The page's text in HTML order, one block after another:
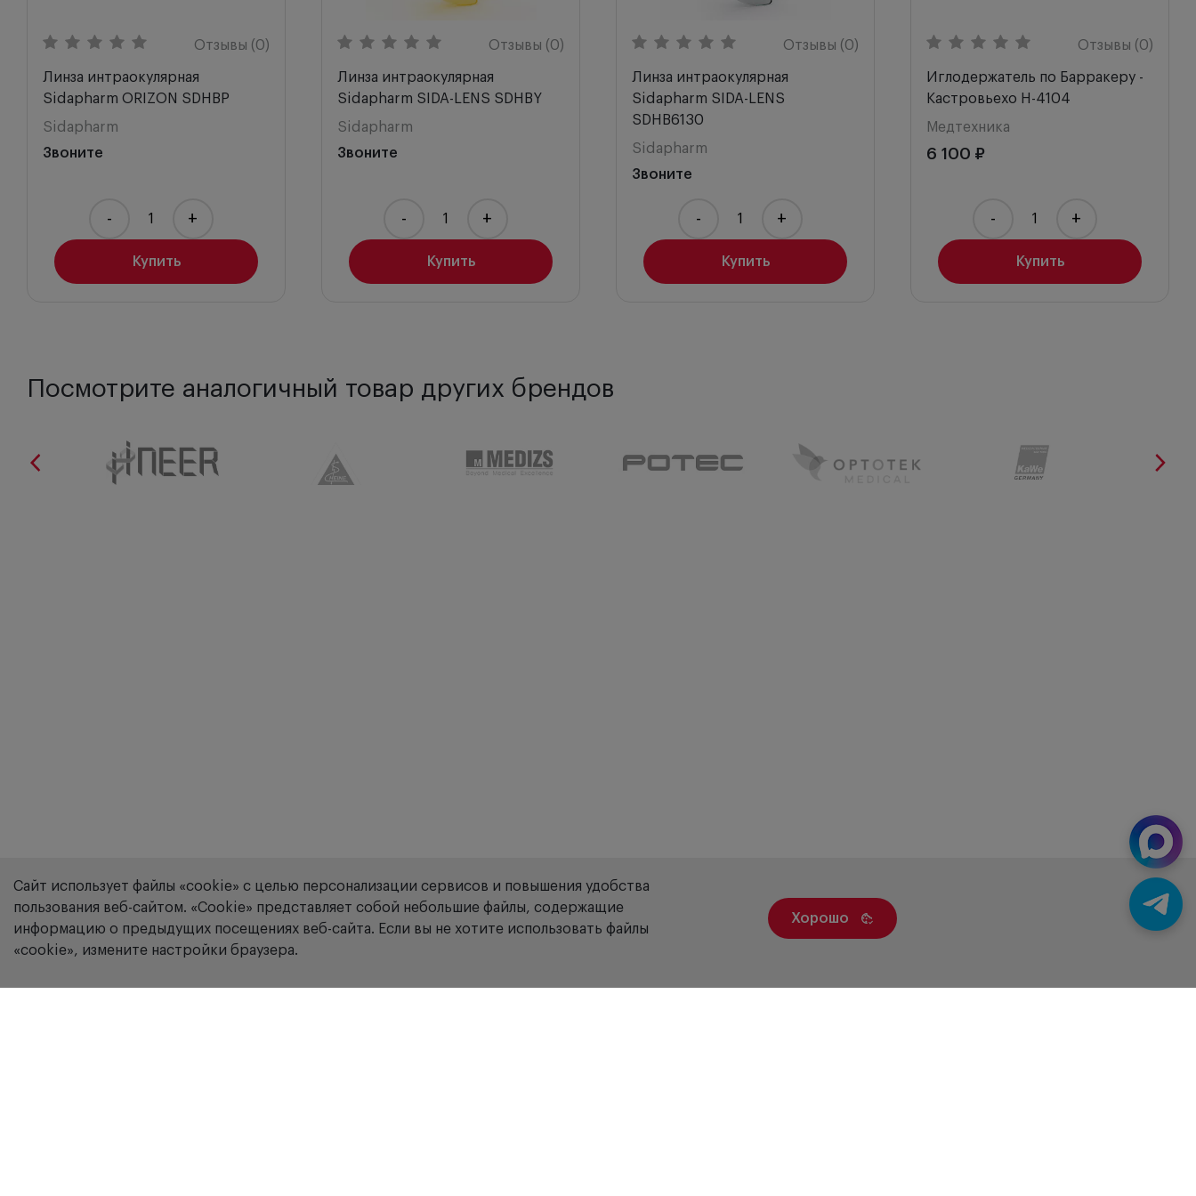
Отзывы (0)
Линза интраокулярная
Sidapharm ORIZON SDHBP
Sidapharm
Звоните
Купить
- +
Отзывы (0)
Линза интраокулярная
Sidapharm SIDA-LENS SDHBY
Sidapharm
Звоните
Купить
- +
Отзывы (0)
Линза интраокулярная
Sidapharm SIDA-LENS
SDHB6130
Sidapharm
Звоните
Купить
- +
Отзывы (0)
Иглодержатель по Барракеру -
Кастровьехо H-4104
Медтехника
6 100 ₽
Купить
- +
Посмотрите аналогичный товар других брендов
Сайт использует файлы «cookie» с целью персонализации сервисов и повышения удобства
пользования веб-сайтом. «Сookie» представляет собой небольшие файлы, содержащие
информацию о предыдущих посещениях веб-сайта. Если вы не хотите использовать файлы
«cookie», измените настройки браузера.
Хорошо